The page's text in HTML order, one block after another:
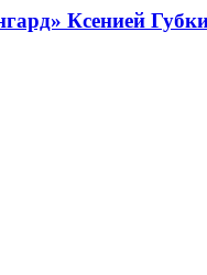
Ксенией